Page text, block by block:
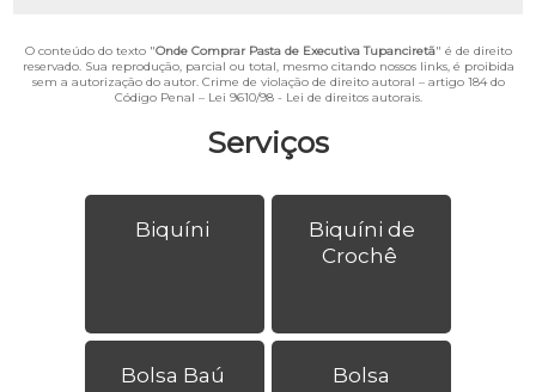
Serviços
Biquíni
Biquíni de
Crochê
Bolsa Baú
Bolsa
O conteúdo do texto "Onde Comprar Pasta de Executiva Tupanciretã" é de direito
reservado. Sua reprodução, parcial ou total, mesmo citando nossos links, é proibida
sem a autorização do autor. Crime de violação de direito autoral – artigo 184 do
Código Penal – Lei 9610/98 - Lei de direitos autorais.